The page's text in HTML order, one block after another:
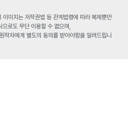
이미지는 저작권법 등 관계법령에 따라 복제뿐만
로도 무단 이용할 수 없으며,
작자에게 별도의 동의를 받아야함을 알려드립니